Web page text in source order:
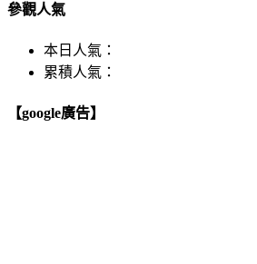
參觀人氣
本日人氣：
累積人氣：
【google廣告】